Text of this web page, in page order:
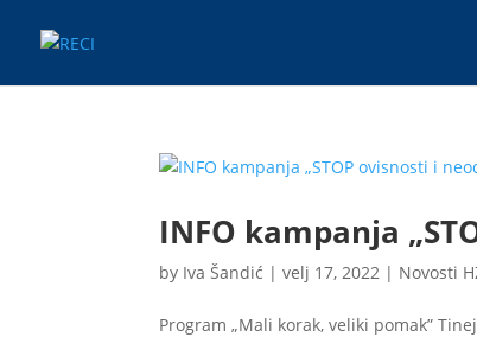
INFO kampanja
by Iva Šandić |velj 17, 2022 | Novosti
Program „Mali korak, veliki pomak”